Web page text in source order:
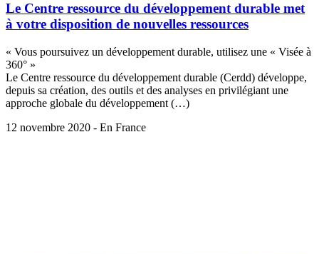
Le Centre ressource du développement durable met
à votre disposition de nouvelles ressources
« Vous poursuivez un développement durable, utilisez une « Visée à
360° »
Le Centre ressource du développement durable (Cerdd) développe,
depuis sa création, des outils et des analyses en privilégiant une
approche globale du développement (…)
12 novembre 2020 - En France